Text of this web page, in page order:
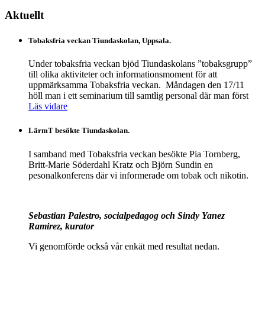
Aktuellt
Tobaksfria veckan Tiundaskolan, Uppsala.
Under tobaksfria veckan bjöd Tiundaskolans ”tobaksgrupp”
till olika aktiviteter och informationsmoment för att
uppmärksamma Tobaksfria veckan. Måndagen den 17/11
höll man i ett seminarium till samtlig personal där man först
Läs vidare
LärmT besökte Tiundaskolan.
I samband med Tobaksfria veckan besökte Pia Tornberg,
Britt-Marie Söderdahl Kratz och Björn Sundin en
pesonalkonferens där vi informerade om tobak och nikotin.
Sebastian Palestro, socialpedagog och Sindy Yanez
Ramirez, kurator
Vi genomförde också vår enkät med resultat nedan.